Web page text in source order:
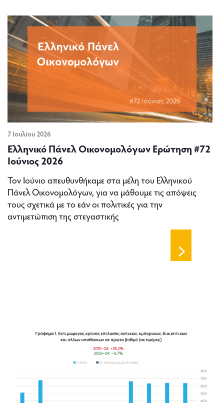
7 Ιουλίου 2026
Ελληνικό Πάνελ Οικονομολόγων Ερώτηση #72
Ιούνιος 2026
Τον Ιούνιο απευθυνθήκαμε στα μέλη του Ελληνικού
Πάνελ Οικονομολόγων, για να μάθουμε τις απόψεις
τους σχετικά με το εάν οι πολιτικές για την
αντιμετώπιση της στεγαστικής